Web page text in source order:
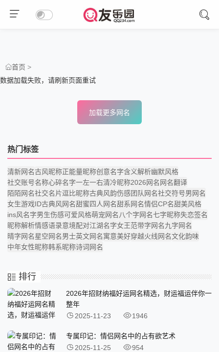
首页 >
数据加载失败，请刷新页面重试
加载更多网名
热门标签
清新网名古风昵称正能量昵称创意名字含义解析幽默风格
社交账号名称心碎名字一左一右清冷昵称2026网名 网名翻译
陌陌网名社交名片逗比昵称古典风韵伤感团队网名社交符号男网名
女生游戏ID古典风网名甜蜜四人网名甜系网名情侣CP名甜美风格
ins风名字男生伤感可爱风格萌宠网名 八个字网名七字昵称失恋签名
昵称解析情感语录意境配对江湖名字女王范带字网名九字网名
晴字网名星空网名男士英文网名寓意美好穿越火线网名文化韵味
中年女性昵称韩系昵称诗词网名
排行
2026年招财纳福好运网名精选，财运福运伴你一
整年
2025-11-23
1946
专属印记：情侣网名中的占有欲艺术
2025-11-25
954